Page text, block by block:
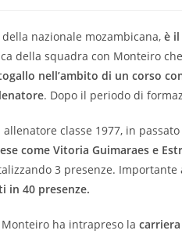
nazionale mozambicana, è
della squadra con Monteiro che
nell’ambito di un corso
. Dopo il periodo di
classe 1977, in
come Vitoria Guimaraes e
3 presenze.
in 40 presenze.
ha intrapreso la